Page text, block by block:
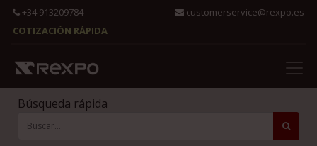
+34 913209784
customerservice@rexpo.es
COTIZACIÓN RÁPIDA
Búsqueda rápida